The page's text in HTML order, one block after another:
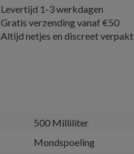
Levertijd 1-3 werkdagen
Gratis verzending vanaf €50
Altijd netjes en discreet verpakt
500 Milliliter
Mondspoeling